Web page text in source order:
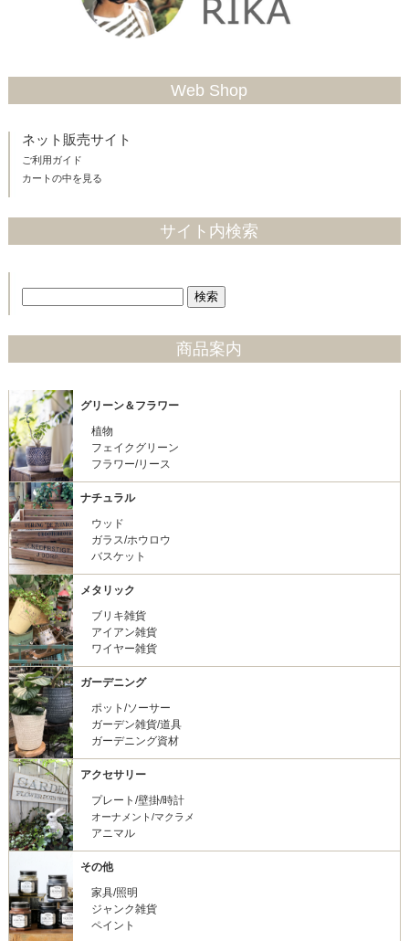
Web Shop
ネット販売サイト
ご利用ガイド
カートの中を見る
サイト内検索
商品案内
グリーン＆フラワー
植物
フェイクグリーン
フラワー/リース
ナチュラル
ウッド
ガラス/ホウロウ
バスケット
メタリック
ブリキ雑貨
アイアン雑貨
ワイヤー雑貨
ガーデニング
ポット/ソーサー
ガーデン雑貨/道具
ガーデニング資材
アクセサリー
プレート/壁掛/時計
オーナメント/マクラメ
アニマル
その他
家具/照明
ジャンク雑貨
ペイント